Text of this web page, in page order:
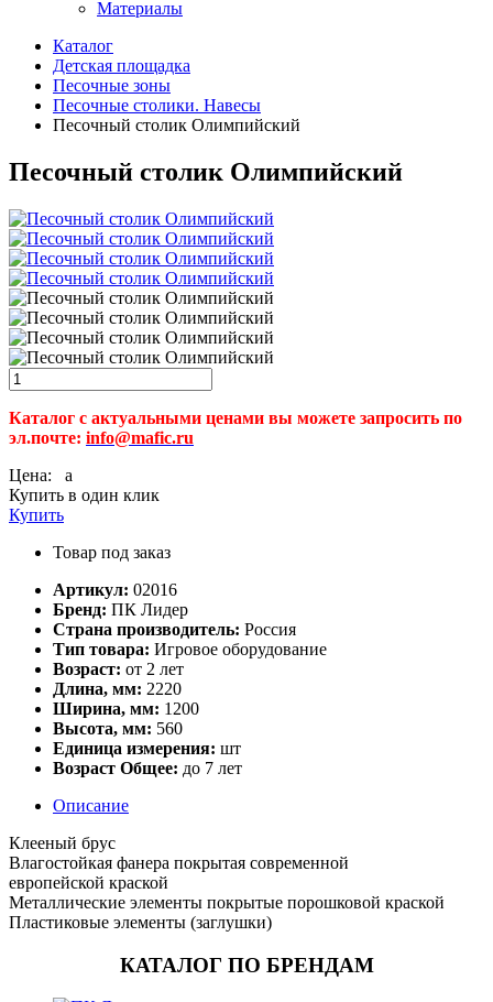
Материалы
Каталог
Детская площадка
Песочные зоны
Песочные столики. Навесы
Песочный столик Олимпийский
Песочный столик Олимпийский
Каталог с актуальными ценами вы можете запросить по
эл.почте: info@mafic.ru
Цена:
a
Купить в один клик
Купить
Товар под заказ
Артикул: 02016
Бренд: ПК Лидер
Страна производитель: Россия
Тип товара: Игровое оборудование
Возраст: от 2 лет
Длина, мм: 2220
Ширина, мм: 1200
Высота, мм: 560
Единица измерения: шт
Возраст Общее: до 7 лет
Описание
Клееный брус
Влагостойкая фанера покрытая современной
европейской краской
Металлические элементы покрытые порошковой краской
Пластиковые элементы (заглушки)
КАТАЛОГ ПО БРЕНДАМ